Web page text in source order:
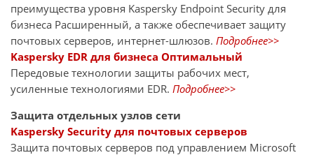
преимущества уровня Kaspersky Endpoint Security для
бизнеса Расширенный, а также обеспечивает защиту
почтовых серверов, интернет-шлюзов. Подробнее>>
Kaspersky EDR для бизнеса Оптимальный
Передовые технологии защиты рабочих мест,
усиленные технологиями EDR. Подробнее>>
Защита отдельных узлов сети
Kaspersky Security для почтовых серверов
Защита почтовых серверов под управлением Microsoft